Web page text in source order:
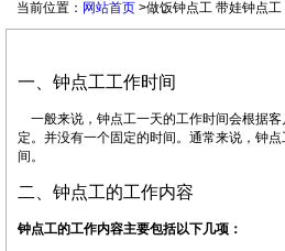
当前位置： 网站首页 >做饭钟点工 带娃钟点
一、钟点工工作时间
一般来说，钟点工一天的工作时间会根据
定。并没有一个固定的时间。通常来说，钟
间。
二、钟点工的工作内容
钟点工的工作内容主要包括以下几项：